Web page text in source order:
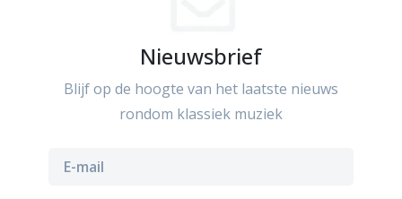
Nieuwsbrief
Blijf op de hoogte van het laatste nieuws
rondom klassiek muziek